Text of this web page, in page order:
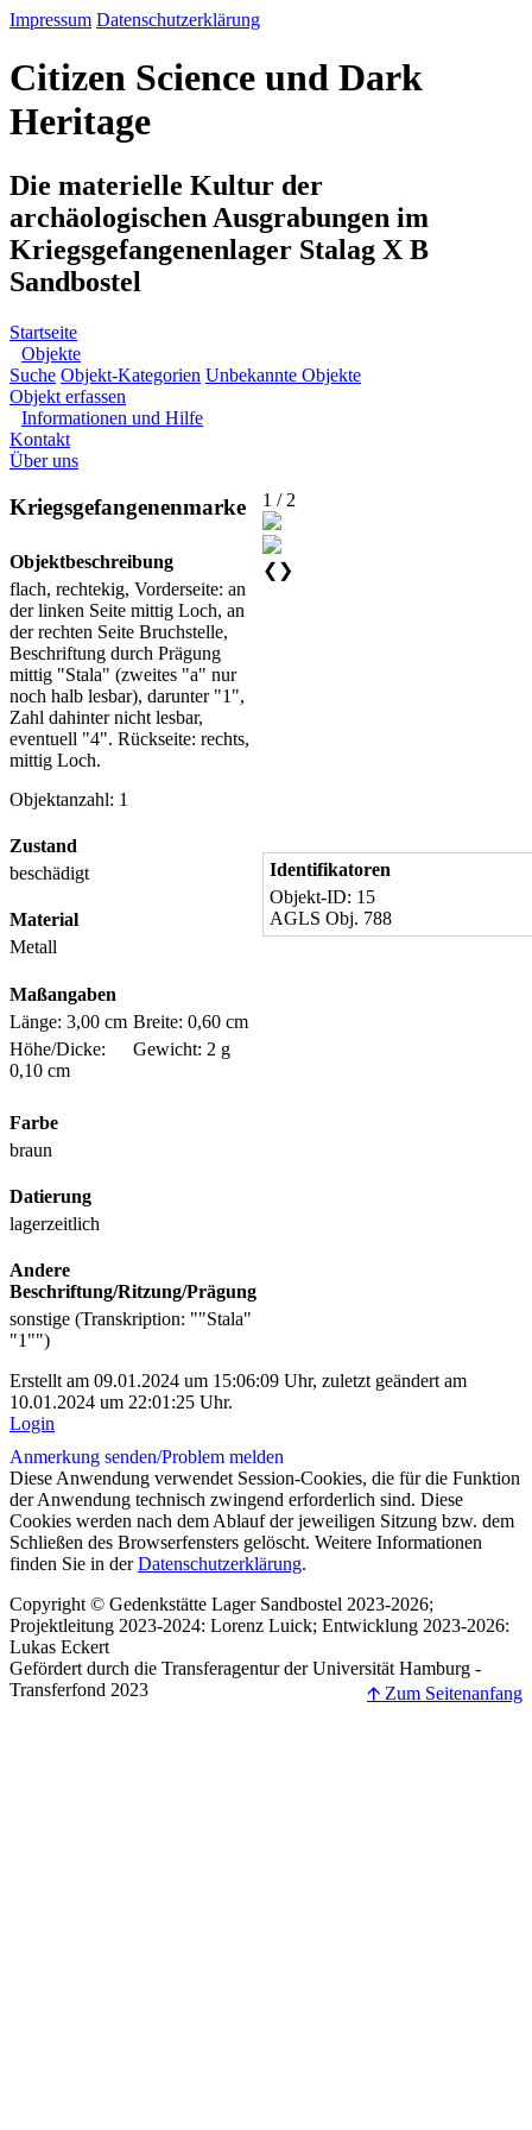
Impressum Datenschutzerklärung
Citizen Science und Dark
Heritage
Die materielle Kultur der
archäologischen Ausgrabungen im
Kriegsgefangenenlager Stalag X B
Sandbostel
Startseite
Objekte
Suche Objekt-Kategorien Unbekannte Objekte
Objekt erfassen
Informationen und Hilfe
Kontakt
Über uns
Kriegsgefangenenmarke
Objektbeschreibung
flach, rechtekig, Vorderseite: an
der linken Seite mittig Loch, an
der rechten Seite Bruchstelle,
Beschriftung durch Prägung
mittig "Stala" (zweites "a" nur
noch halb lesbar), darunter "1",
Zahl dahinter nicht lesbar,
eventuell "4". Rückseite: rechts,
mittig Loch.
Objektanzahl: 1
Zustand
beschädigt
Material
Metall
Maßangaben
Länge: 3,00 cm Breite: 0,60 cm
Höhe/Dicke:
0,10 cm
Gewicht: 2 g
Farbe
braun
Datierung
lagerzeitlich
Andere
Beschriftung/Ritzung/Prägung
sonstige (Transkription: ""Stala"
"1"")
1 / 2
❮ ❯
Identifikatoren
Objekt-ID: 15
AGLS Obj. 788
Erstellt am 09.01.2024 um 15:06:09 Uhr, zuletzt geändert am
10.01.2024 um 22:01:25 Uhr.
Login
Anmerkung senden/Problem melden
Diese Anwendung verwendet Session-Cookies, die für die Funktion
der Anwendung technisch zwingend erforderlich sind. Diese
Cookies werden nach dem Ablauf der jeweiligen Sitzung bzw. dem
Schließen des Browserfensters gelöscht. Weitere Informationen
finden Sie in derDatenschutzerklärung.
Copyright © Gedenkstätte Lager Sandbostel 2023-2026;
Projektleitung 2023-2024: Lorenz Luick; Entwicklung 2023-2026:
Lukas Eckert
Gefördert durch die Transferagentur der Universität Hamburg -
Transferfond 2023
🡩 Zum Seitenanfang